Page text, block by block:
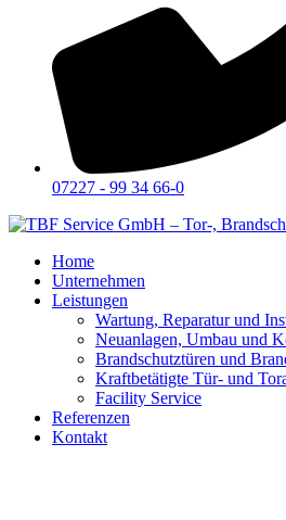
07227 - 99 34 66-0
Home
Unternehmen
Leistungen
Wartung, Reparatur und
Neuanlagen, Umbau und
Brandschutztüren und
Kraftbetätigte Tür- und
Facility Service
Referenzen
Kontakt